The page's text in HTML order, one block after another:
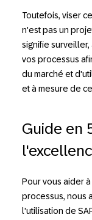
Toutefois, viser
n'est pas un
signifie
vos processus
du marché et
et à mesure de
Guide en
Pour vous aider
processus, nous
l'utilisation de